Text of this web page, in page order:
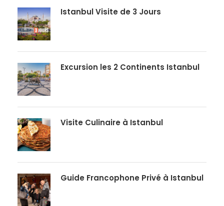
Istanbul Visite de 3 Jours
Excursion les 2 Continents Istanbul
Visite Culinaire à Istanbul
Guide Francophone Privé à Istanbul